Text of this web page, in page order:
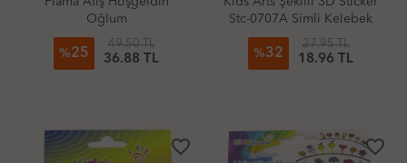
Oğlum
%25
49.50 TL
36.88 TL
Stc-0707A Simli Kelebek
Kırmızı Pembe
%32
27.95 TL
18.96 TL
favorite_border favorite_border